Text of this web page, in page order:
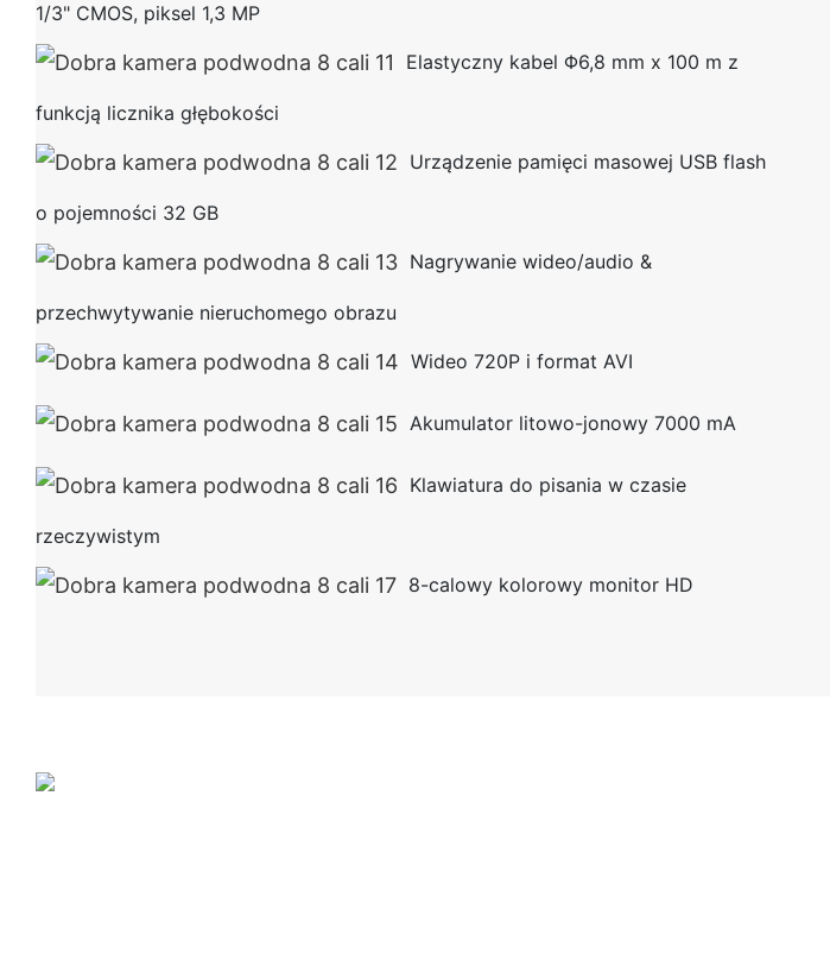
1/3" CMOS, piksel 1,3 MP
Elastyczny kabel Φ6,8 mm x 100 m z
funkcją licznika głębokości
Urządzenie pamięci masowej USB flash
o pojemności 32 GB
Nagrywanie wideo/audio &
przechwytywanie nieruchomego obrazu
Wideo 720P i format AVI
Akumulator litowo-jonowy 7000 mA
Klawiatura do pisania w czasie
rzeczywistym
8-calowy kolorowy monitor HD